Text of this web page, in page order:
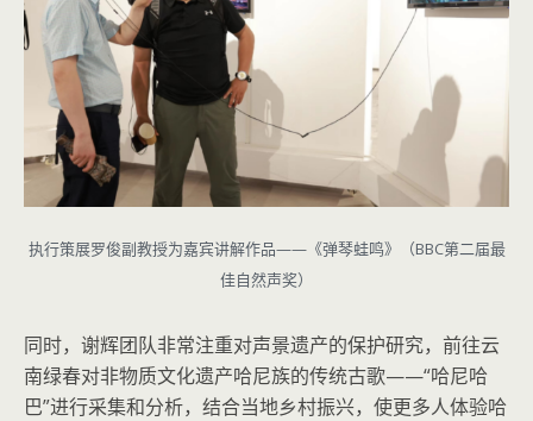
执行策展罗俊副教授为嘉宾讲解作品——《弹琴蛙鸣》（BBC第二届最
佳自然声奖）
同时，谢辉团队非常注重对声景遗产的保护研究，前往云
南绿春对非物质文化遗产哈尼族的传统古歌——“哈尼哈
巴”进行采集和分析，结合当地乡村振兴，使更多人体验哈